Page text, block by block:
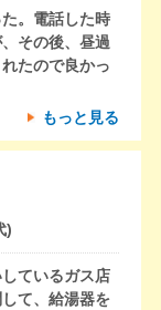
。電話した時
その後、昼過
たので良かっ
もっと見る
)
ているガス店
て、給湯器を